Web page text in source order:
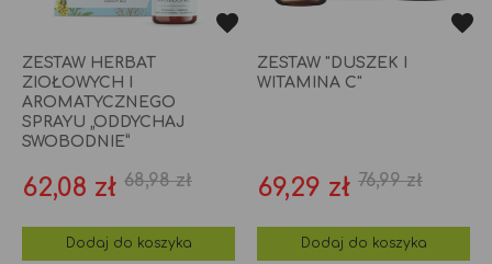
ZESTAW HERBAT
ZIOŁOWYCH I
AROMATYCZNEGO
SPRAYU „ODDYCHAJ
SWOBODNIE”
Cena
62,08 zł Cena
podstawowa
68,98 zł
Dodaj do koszyka
ZESTAW "DUSZEK I
WITAMINA C"
Cena
69,29 zł Cena
76,99 zł
Dodaj do koszyka